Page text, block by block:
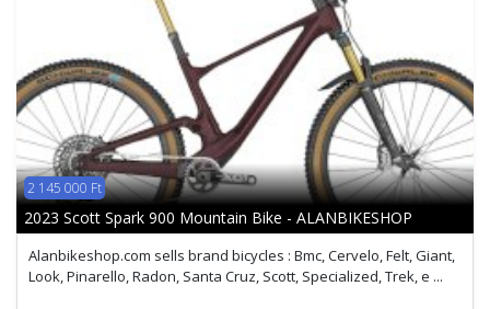
2 145 000 Ft
2023 Scott Spark 900 Mountain Bike - ALANBIKESHOP
Alanbikeshop.com sells brand bicycles : Bmc, Cervelo, Felt, Giant,
Look, Pinarello, Radon, Santa Cruz, Scott, Specialized, Trek, e ...